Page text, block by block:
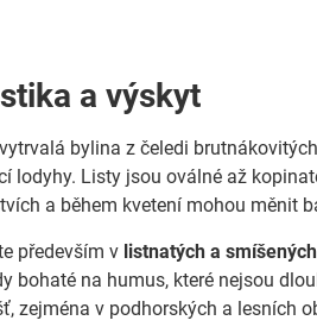
a výskyt
bylina z čeledi
lodyhy. Listy jsou oválné až
a během kvetení mohou měnit
především v listnatých a
bohaté na humus, které nejsou
zejména v podhorských a lesních